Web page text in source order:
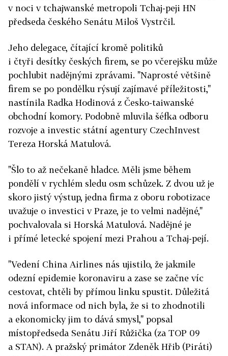
v noci v tchajwanské metropoli Tchaj-peji HN
předseda českého Senátu Miloš Vystrčil.
Jeho delegace, čítající kromě politiků
i čtyři desítky českých firem, se po včerejšku může
pochlubit nadějnými zprávami. "Naprosté většině
firem se po pondělku rýsují zajímavé příležitosti,"
nastínila Radka Hodinová z Česko-taiwanské
obchodní komory. Podobně mluvila šéfka odboru
rozvoje a investic státní agentury CzechInvest
Tereza Horská Matulová.
"Šlo to až nečekaně hladce. Měli jsme během
pondělí v rychlém sledu osm schůzek. Z dvou už je
skoro jistý výstup, jedna firma z oboru robotizace
uvažuje o investici v Praze, je to velmi nadějné,"
pochvalovala si Horská Matulová. Nadějné je
i přímé letecké spojení mezi Prahou a Tchaj-pejí.
"Vedení China Airlines nás ujistilo, že jakmile
odezní epidemie koronaviru a zase se začne víc
cestovat, chtěli by přímou linku spustit. Důležitá
nová informace od nich byla, že si to zhodnotili
a ekonomicky jim to dává smysl," popsal
místopředseda Senátu Jiří Růžička (za TOP 09
a STAN). A pražský primátor Zdeněk Hřib (Piráti)